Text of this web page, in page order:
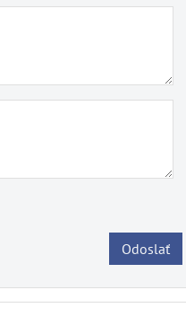
Odoslať